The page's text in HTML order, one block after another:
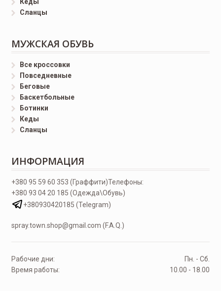
Кеды
Сланцы
МУЖСКАЯ ОБУВЬ
Все кроссовки
Повседневные
Беговые
Баскетбольные
Ботинки
Кеды
Сланцы
ИНФОРМАЦИЯ
Телефоны:
+380 95 59 60 353 (Граффити)
+380 93 04 20 185 (Одежда\Обувь)
+380930420185 (Telegram)
spray.town.shop@gmail.com (F.A.Q.)
Рабочие дни:
Пн. - Сб.
Время работы:
10.00 - 18.00